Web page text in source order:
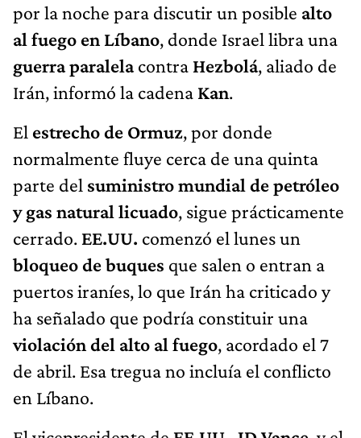
por la noche para discutir un posible alto
al fuego en Líbano, donde Israel libra una
guerra paralelacontra Hezbolá, aliado de
Irán, informó la cadena Kan.
El estrecho de Ormuz, por donde
normalmente fluye cerca de una quinta
parte del suministro mundial de petróleo
y gas natural licuado, sigue prácticamente
cerrado. EE.UU. comenzó el lunes un
bloqueo de buques que salen o entran a
puertos iraníes, lo que Irán ha criticado y
ha señalado que podría constituir una
violación del alto al fuego, acordado el 7
de abril. Esa tregua no incluía el conflicto
en Líbano.